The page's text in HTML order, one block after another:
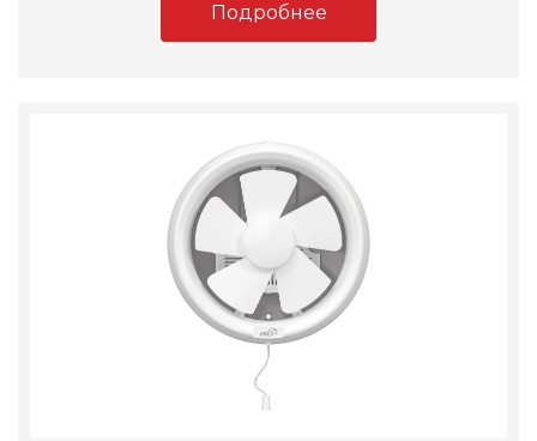
Подробнее